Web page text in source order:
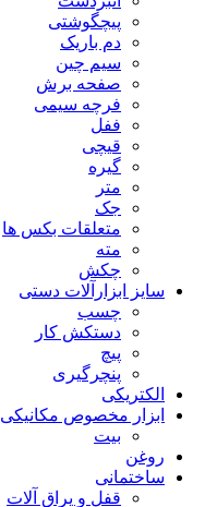
پیچگوشتی
دم باریک
سیم چین
صفحه برش
فرچه سیمی
ففل
قیچی
گیره
متر
جک
متعلقات بکس ها
مته
چکش
سایز ابزارآلات دستی
چسب
دستکش کار
پیچ
پنچرگیری
الکتریکی
ابزار مخصوص مکانیکی
بیت
روغن
ساختمانی
قفل و یراق آلات